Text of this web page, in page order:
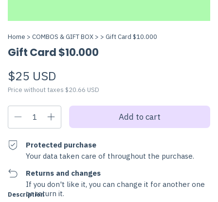
Home > COMBOS & GIFT BOX > > Gift Card $10.000
Gift Card $10.000
$25 USD
Price without taxes $20.66 USD
Protected purchase
Your data taken care of throughout the purchase.
Returns and changes
If you don't like it, you can change it for another one
or return it.
Description